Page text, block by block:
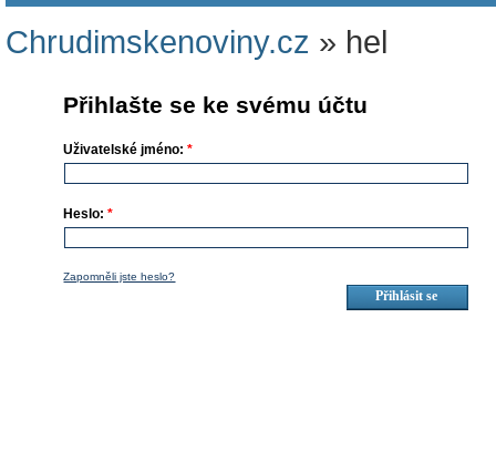
Chrudimskenoviny.cz » hel
Přihlašte se ke svému účtu
Uživatelské jméno:*
Heslo:*
Zapomněli jste heslo?